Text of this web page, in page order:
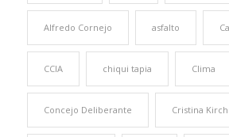
Alfredo Cornejo asfalto
CCIA chiqui tapia Clima
Concejo Deliberante Cristina